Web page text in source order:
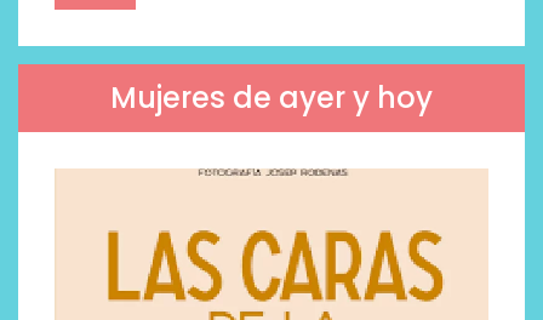
Mujeres de ayer y hoy